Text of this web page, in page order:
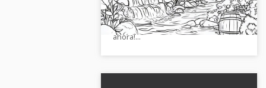
plantilla para colorear gratuita y llena
la escena con tus colores. ¡Descarga
ahora!...